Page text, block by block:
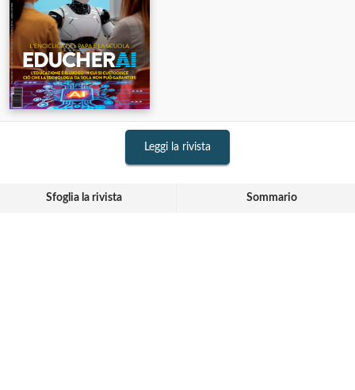
Leggi la rivista
Sfoglia la rivista Sommario